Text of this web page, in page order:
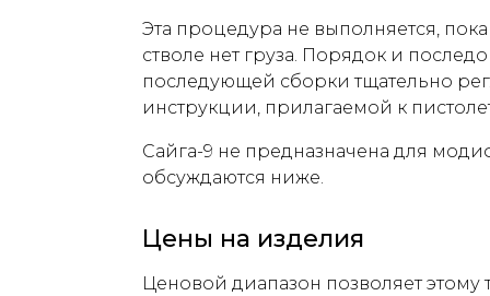
Эта процедура не выполняется,
стволе нет груза. Порядок и
последующей сборки тщательно
инструкции, прилагаемой к
Сайга-9 не предназначена для
обсуждаются ниже.
Цены на изделия
Ценовой диапазон позволяет